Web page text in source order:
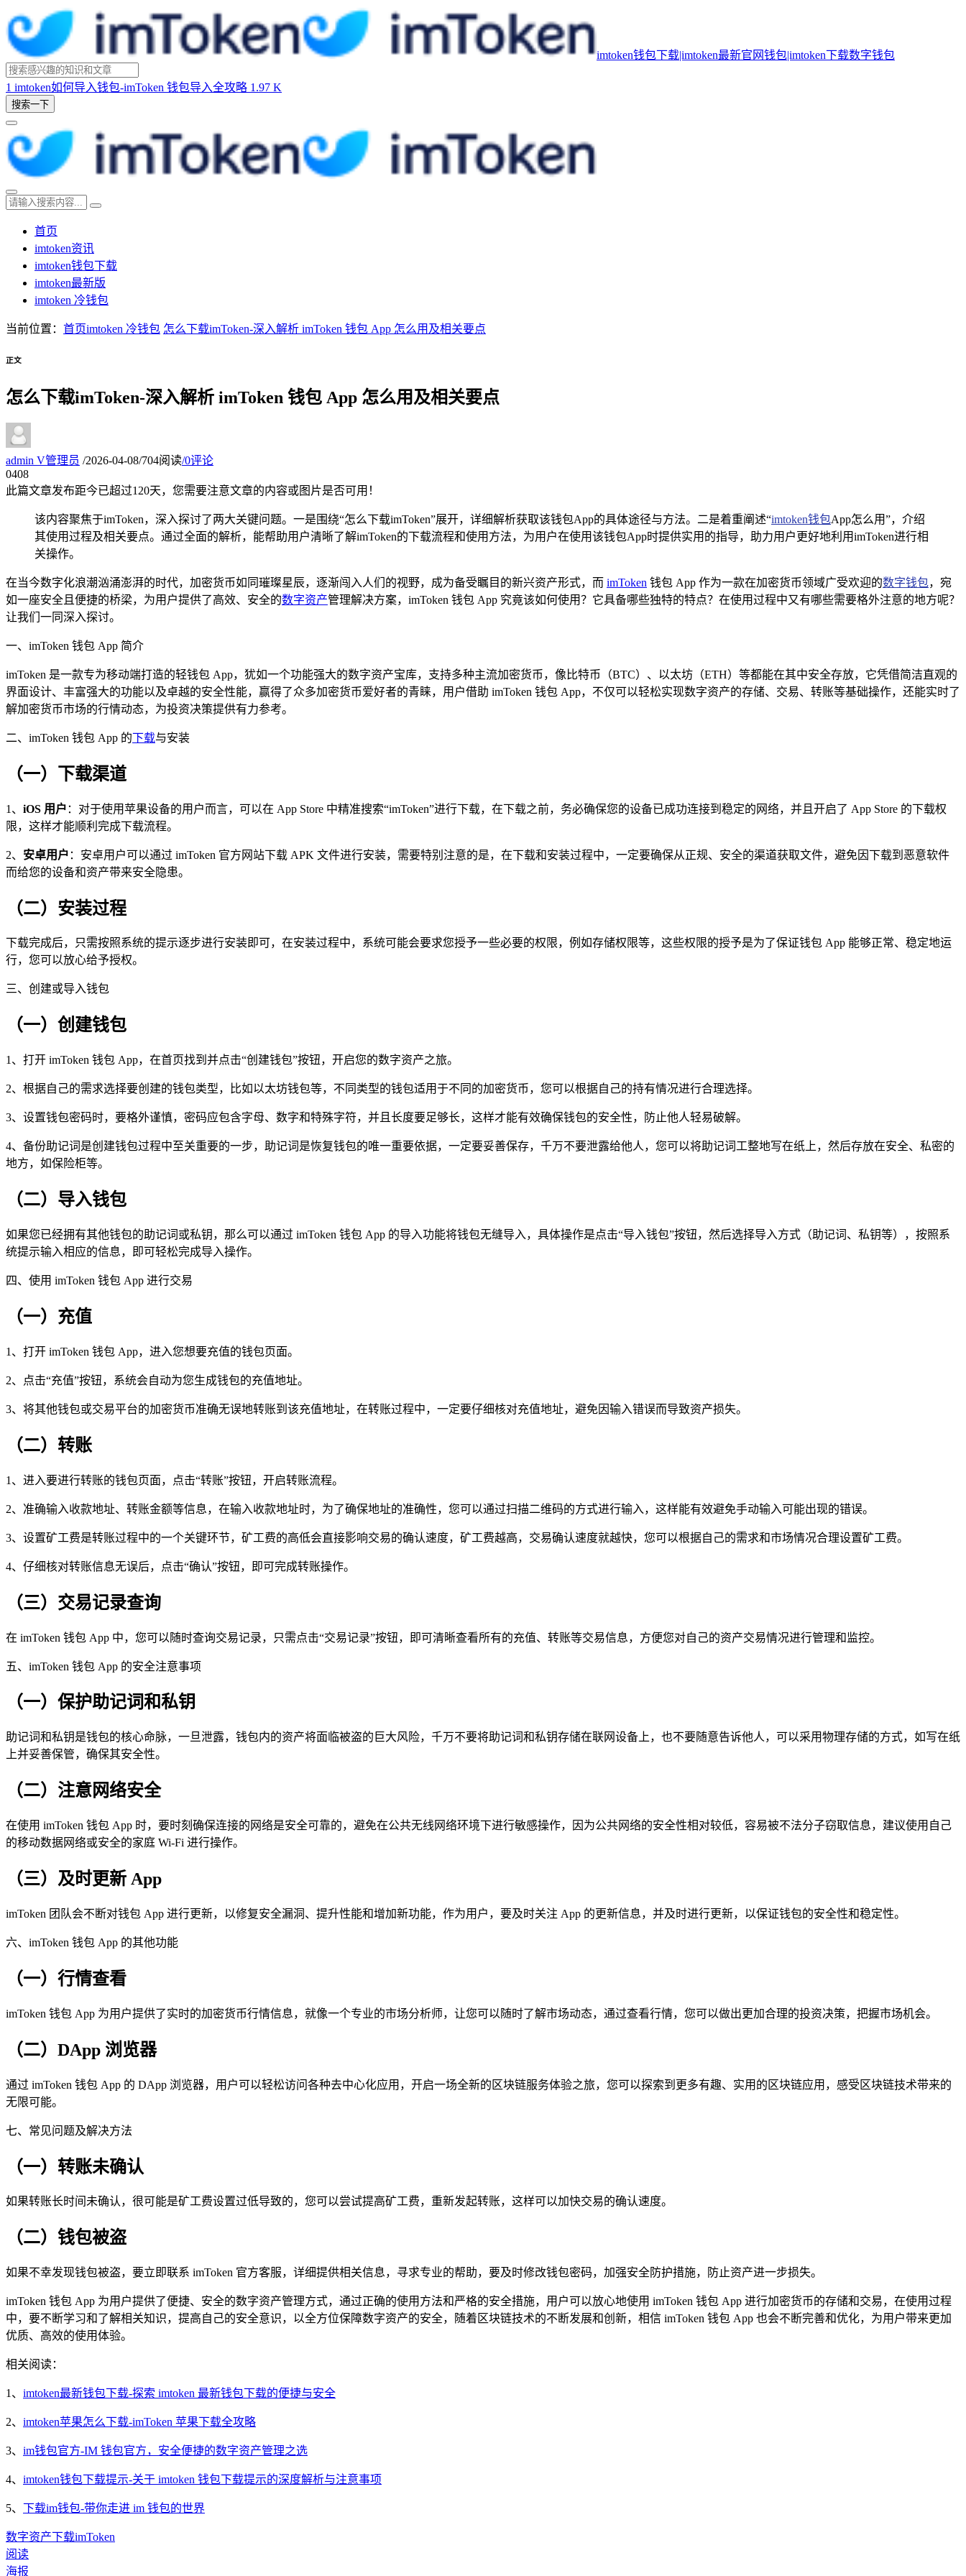
imtoken钱包下载|imtoken最新官网钱包|imtoken下载数字钱包
1 imtoken如何导入钱包-imToken 钱包导入全攻略 1.97 K
搜索一下
首页
imtoken资讯
imtoken钱包下载
imtoken最新版
imtoken 冷钱包
当前位置： 首页imtoken 冷钱包 怎么下载imToken-深入解析 imToken 钱包 App 怎么用及相关要点
正文
怎么下载imToken-深入解析 imToken 钱包 App 怎么用及相关要点
admin V管理员 /2026-04-08/704阅读/0评论
0408
此篇文章发布距今已超过120天，您需要注意文章的内容或图片是否可用！
该内容聚焦于imToken，深入探讨了两大关键问题。一是围绕“怎么下载imToken”展开，详细解析获取该钱包App的具体途径与方法。二是着重阐述“imtoken钱包App怎么用”，介绍
其使用过程及相关要点。通过全面的解析，能帮助用户清晰了解imToken的下载流程和使用方法，为用户在使用该钱包App时提供实用的指导，助力用户更好地利用imToken进行相
关操作。
在当今数字化浪潮汹涌澎湃的时代，加密货币如同璀璨星辰，逐渐闯入人们的视野，成为备受瞩目的新兴资产形式，而 imToken 钱包 App 作为一款在加密货币领域广受欢迎的数字钱包，宛
如一座安全且便捷的桥梁，为用户提供了高效、安全的数字资产管理解决方案，imToken 钱包 App 究竟该如何使用？它具备哪些独特的特点？在使用过程中又有哪些需要格外注意的地方呢？
让我们一同深入探讨。
一、imToken 钱包 App 简介
imToken 是一款专为移动端打造的轻钱包 App，犹如一个功能强大的数字资产宝库，支持多种主流加密货币，像比特币（BTC）、以太坊（ETH）等都能在其中安全存放，它凭借简洁直观的
界面设计、丰富强大的功能以及卓越的安全性能，赢得了众多加密货币爱好者的青睐，用户借助 imToken 钱包 App，不仅可以轻松实现数字资产的存储、交易、转账等基础操作，还能实时了
解加密货币市场的行情动态，为投资决策提供有力参考。
二、imToken 钱包 App 的下载与安装
（一）下载渠道
1、 iOS 用户 ：对于使用苹果设备的用户而言，可以在 App Store 中精准搜索“imToken”进行下载，在下载之前，务必确保您的设备已成功连接到稳定的网络，并且开启了 App Store 的下载权
限，这样才能顺利完成下载流程。
2、 安卓用户 ：安卓用户可以通过 imToken 官方网站下载 APK 文件进行安装，需要特别注意的是，在下载和安装过程中，一定要确保从正规、安全的渠道获取文件，避免因下载到恶意软件
而给您的设备和资产带来安全隐患。
（二）安装过程
下载完成后，只需按照系统的提示逐步进行安装即可，在安装过程中，系统可能会要求您授予一些必要的权限，例如存储权限等，这些权限的授予是为了保证钱包 App 能够正常、稳定地运
行，您可以放心给予授权。
三、创建或导入钱包
（一）创建钱包
1、打开 imToken 钱包 App，在首页找到并点击“创建钱包”按钮，开启您的数字资产之旅。
2、根据自己的需求选择要创建的钱包类型，比如以太坊钱包等，不同类型的钱包适用于不同的加密货币，您可以根据自己的持有情况进行合理选择。
3、设置钱包密码时，要格外谨慎，密码应包含字母、数字和特殊字符，并且长度要足够长，这样才能有效确保钱包的安全性，防止他人轻易破解。
4、备份助记词是创建钱包过程中至关重要的一步，助记词是恢复钱包的唯一重要依据，一定要妥善保存，千万不要泄露给他人，您可以将助记词工整地写在纸上，然后存放在安全、私密的
地方，如保险柜等。
（二）导入钱包
如果您已经拥有其他钱包的助记词或私钥，那么可以通过 imToken 钱包 App 的导入功能将钱包无缝导入，具体操作是点击“导入钱包”按钮，然后选择导入方式（助记词、私钥等），按照系
统提示输入相应的信息，即可轻松完成导入操作。
四、使用 imToken 钱包 App 进行交易
（一）充值
1、打开 imToken 钱包 App，进入您想要充值的钱包页面。
2、点击“充值”按钮，系统会自动为您生成钱包的充值地址。
3、将其他钱包或交易平台的加密货币准确无误地转账到该充值地址，在转账过程中，一定要仔细核对充值地址，避免因输入错误而导致资产损失。
（二）转账
1、进入要进行转账的钱包页面，点击“转账”按钮，开启转账流程。
2、准确输入收款地址、转账金额等信息，在输入收款地址时，为了确保地址的准确性，您可以通过扫描二维码的方式进行输入，这样能有效避免手动输入可能出现的错误。
3、设置矿工费是转账过程中的一个关键环节，矿工费的高低会直接影响交易的确认速度，矿工费越高，交易确认速度就越快，您可以根据自己的需求和市场情况合理设置矿工费。
4、仔细核对转账信息无误后，点击“确认”按钮，即可完成转账操作。
（三）交易记录查询
在 imToken 钱包 App 中，您可以随时查询交易记录，只需点击“交易记录”按钮，即可清晰查看所有的充值、转账等交易信息，方便您对自己的资产交易情况进行管理和监控。
五、imToken 钱包 App 的安全注意事项
（一）保护助记词和私钥
助记词和私钥是钱包的核心命脉，一旦泄露，钱包内的资产将面临被盗的巨大风险，千万不要将助记词和私钥存储在联网设备上，也不要随意告诉他人，可以采用物理存储的方式，如写在纸
上并妥善保管，确保其安全性。
（二）注意网络安全
在使用 imToken 钱包 App 时，要时刻确保连接的网络是安全可靠的，避免在公共无线网络环境下进行敏感操作，因为公共网络的安全性相对较低，容易被不法分子窃取信息，建议使用自己
的移动数据网络或安全的家庭 Wi-Fi 进行操作。
（三）及时更新 App
imToken 团队会不断对钱包 App 进行更新，以修复安全漏洞、提升性能和增加新功能，作为用户，要及时关注 App 的更新信息，并及时进行更新，以保证钱包的安全性和稳定性。
六、imToken 钱包 App 的其他功能
（一）行情查看
imToken 钱包 App 为用户提供了实时的加密货币行情信息，就像一个专业的市场分析师，让您可以随时了解市场动态，通过查看行情，您可以做出更加合理的投资决策，把握市场机会。
（二）DApp 浏览器
通过 imToken 钱包 App 的 DApp 浏览器，用户可以轻松访问各种去中心化应用，开启一场全新的区块链服务体验之旅，您可以探索到更多有趣、实用的区块链应用，感受区块链技术带来的
无限可能。
七、常见问题及解决方法
（一）转账未确认
如果转账长时间未确认，很可能是矿工费设置过低导致的，您可以尝试提高矿工费，重新发起转账，这样可以加快交易的确认速度。
（二）钱包被盗
如果不幸发现钱包被盗，要立即联系 imToken 官方客服，详细提供相关信息，寻求专业的帮助，要及时修改钱包密码，加强安全防护措施，防止资产进一步损失。
imToken 钱包 App 为用户提供了便捷、安全的数字资产管理方式，通过正确的使用方法和严格的安全措施，用户可以放心地使用 imToken 钱包 App 进行加密货币的存储和交易，在使用过程
中，要不断学习和了解相关知识，提高自己的安全意识，以全方位保障数字资产的安全，随着区块链技术的不断发展和创新，相信 imToken 钱包 App 也会不断完善和优化，为用户带来更加
优质、高效的使用体验。
相关阅读：
1、 imtoken最新钱包下载-探索 imtoken 最新钱包下载的便捷与安全
2、 imtoken苹果怎么下载-imToken 苹果下载全攻略
3、 im钱包官方-IM 钱包官方，安全便捷的数字资产管理之选
4、 imtoken钱包下载提示-关于 imtoken 钱包下载提示的深度解析与注意事项
5、 下载im钱包-带你走进 im 钱包的世界
数字资产下载imToken
阅读
海报